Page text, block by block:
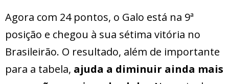
Agora com 24 pontos, o Galo está na 9ª
posição e chegou à sua sétima vitória no
Brasileirão. O resultado, além de importante
para a tabela, ajuda a diminuir ainda mais